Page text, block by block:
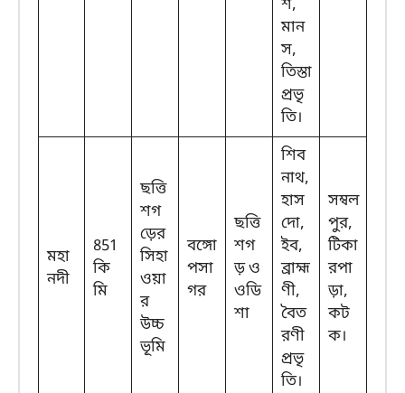
শ,
মান
স,
তিস্তা
প্রভৃ
তি।
মহা
নদী
851
কি
মি
ছত্তি
শগ
ড়ের
সিহা
ওয়া
র
উচ্চ
ভূমি
বঙ্গো
পসা
গর
ছত্তি
শগ
ড় ও
ওডি
শা
শিব
নাথ,
হাস
দো,
ইব,
ব্রাহ্ম
ণী,
বৈত
রণী
প্রভৃ
তি।
সম্বল
পুর,
টিকা
রপা
ড়া,
কট
ক।